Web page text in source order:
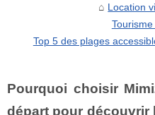
Location
Top 5 des plages
Pourquoi choisir
départ pour découvrir